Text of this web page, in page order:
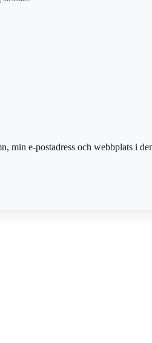
min e-postadress och webbplats i